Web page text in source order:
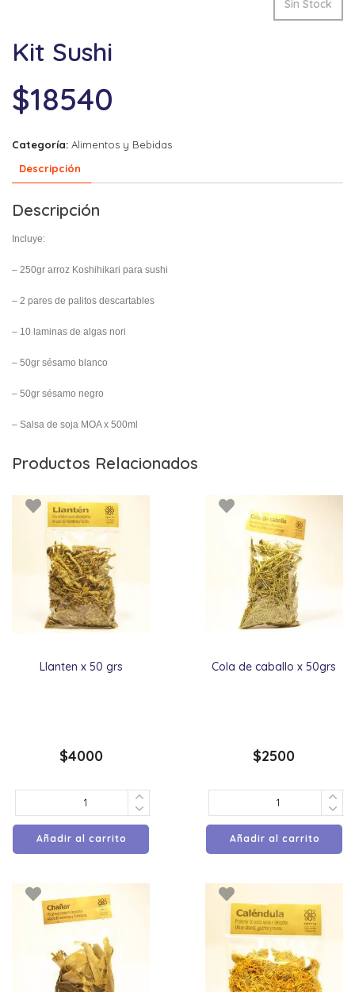
Sin Stock
Kit Sushi
$18540
Categoría: Alimentos y Bebidas
Descripción
Descripción
Incluye:
– 250gr arroz Koshihikari para sushi
– 2 pares de palitos descartables
– 10 laminas de algas nori
– 50gr sésamo blanco
– 50gr sésamo negro
– Salsa de soja MOA x 500ml
Productos Relacionados
Llanten x 50 grs
$4000
Añadir al carrito
Cola de caballo x 50grs
$2500
Añadir al carrito